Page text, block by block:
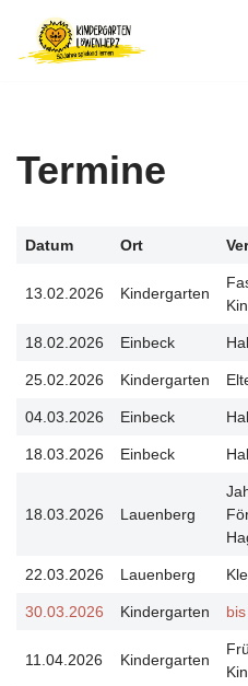
Zum
Termine
Datum Ort
13.02.2026 Kindergarten
18.02.2026 Einbeck
25.02.2026 Kindergarten
04.03.2026 Einbeck
18.03.2026 Einbeck
18.03.2026 Lauenberg
22.03.2026 Lauenberg
30.03.2026 Kindergarten
11.04.2026 Kindergarten